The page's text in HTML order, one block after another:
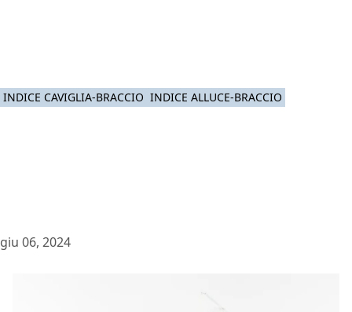
INDICE CAVIGLIA-BRACCIO INDICE ALLUCE-BRACCIO
giu 06, 2024